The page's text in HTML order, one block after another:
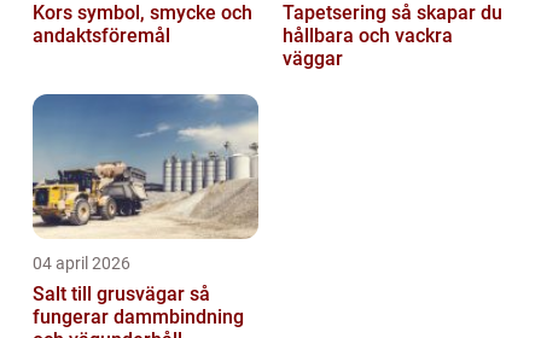
Kors symbol, smycke och
andaktsföremål
Tapetsering så skapar du
hållbara och vackra
väggar
04 april 2026
Salt till grusvägar så
fungerar dammbindning